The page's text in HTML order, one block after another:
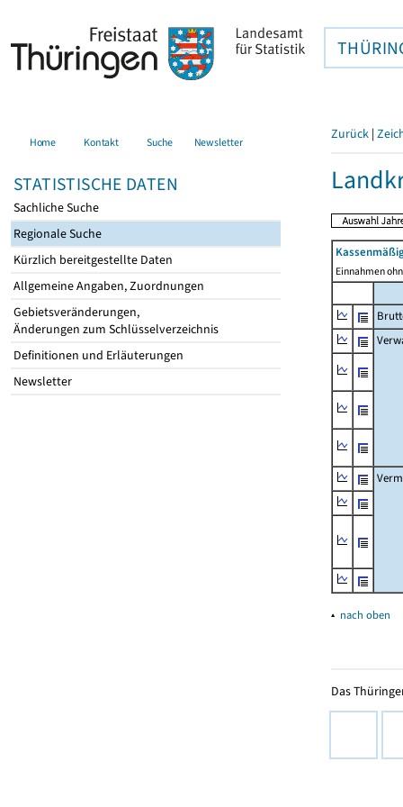
Home Kontakt Suche Newsletter
STATISTISCHE DATEN
Sachliche Suche
Regionale Suche
Kürzlich bereitgestellte Daten
Allgemeine Angaben, Zuordnungen
Gebietsveränderungen,
Änderungen zum Schlüsselverzeichnis
Definitionen und Erläuterungen
Newsletter
Zurück |
Einnahmen
▴ nach oben
Das